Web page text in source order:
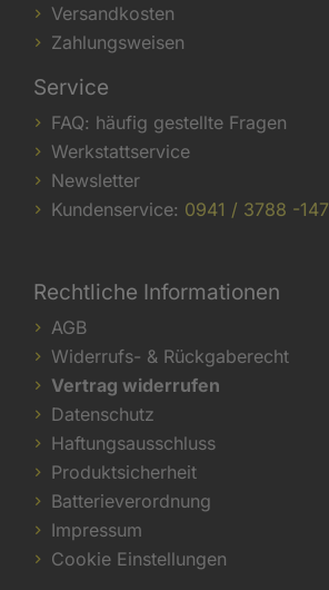
Versandkosten
Zahlungsweisen
Service
FAQ: häufig gestellte Fragen
Werkstattservice
Newsletter
Kundenservice: 0941 / 3788 -147
Rechtliche Informationen
AGB
Widerrufs- & Rückgaberecht
Vertrag widerrufen
Datenschutz
Haftungsausschluss
Produktsicherheit
Batterieverordnung
Impressum
Cookie Einstellungen